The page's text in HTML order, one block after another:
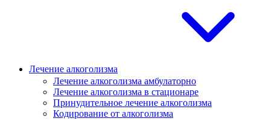
Лечение алкоголизма
Лечение алкоголизма амбулаторно
Лечение алкоголизма в стационаре
Принудительное лечение алкоголизма
Кодирование от алкоголизма